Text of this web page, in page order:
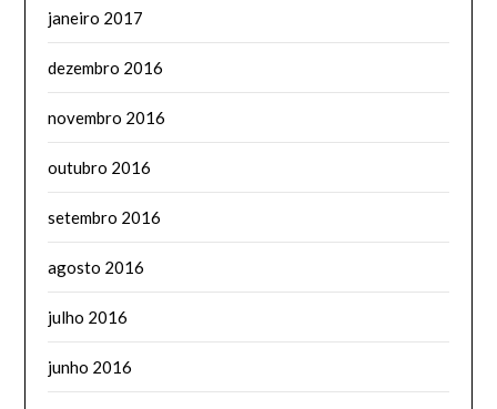
janeiro 2017
dezembro 2016
novembro 2016
outubro 2016
setembro 2016
agosto 2016
julho 2016
junho 2016